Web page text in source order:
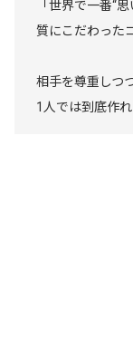
「世界で一番“
質にこだわった
相手を尊重しつ
1人では到底作